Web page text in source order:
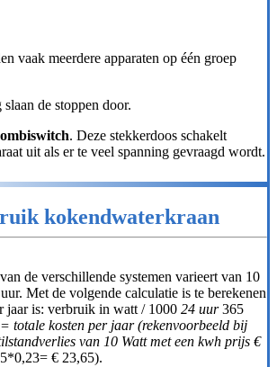
vaak meerdere apparaten op één groep
de stoppen door.
. Deze stekkerdoos schakelt
uit als er te veel spanning gevraagd wordt.
kokendwaterkraan
de verschillende systemen varieert van 10
Met de volgende calculatie is te berekenen
jaar is: verbruik in watt / 1000 24 uur365
totale kosten per jaar (rekenvoorbeeld bij
van 10 Watt met een kwh prijs €
€ 23,65).